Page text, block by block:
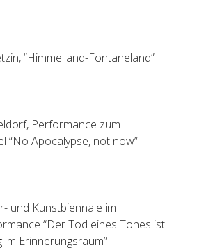
“Himmelland-Fontaneland”
Performance zum
“No Apocalypse, not now”
und Kunstbiennale im
“Der Tod eines Tones ist
Erinnerungsraum”